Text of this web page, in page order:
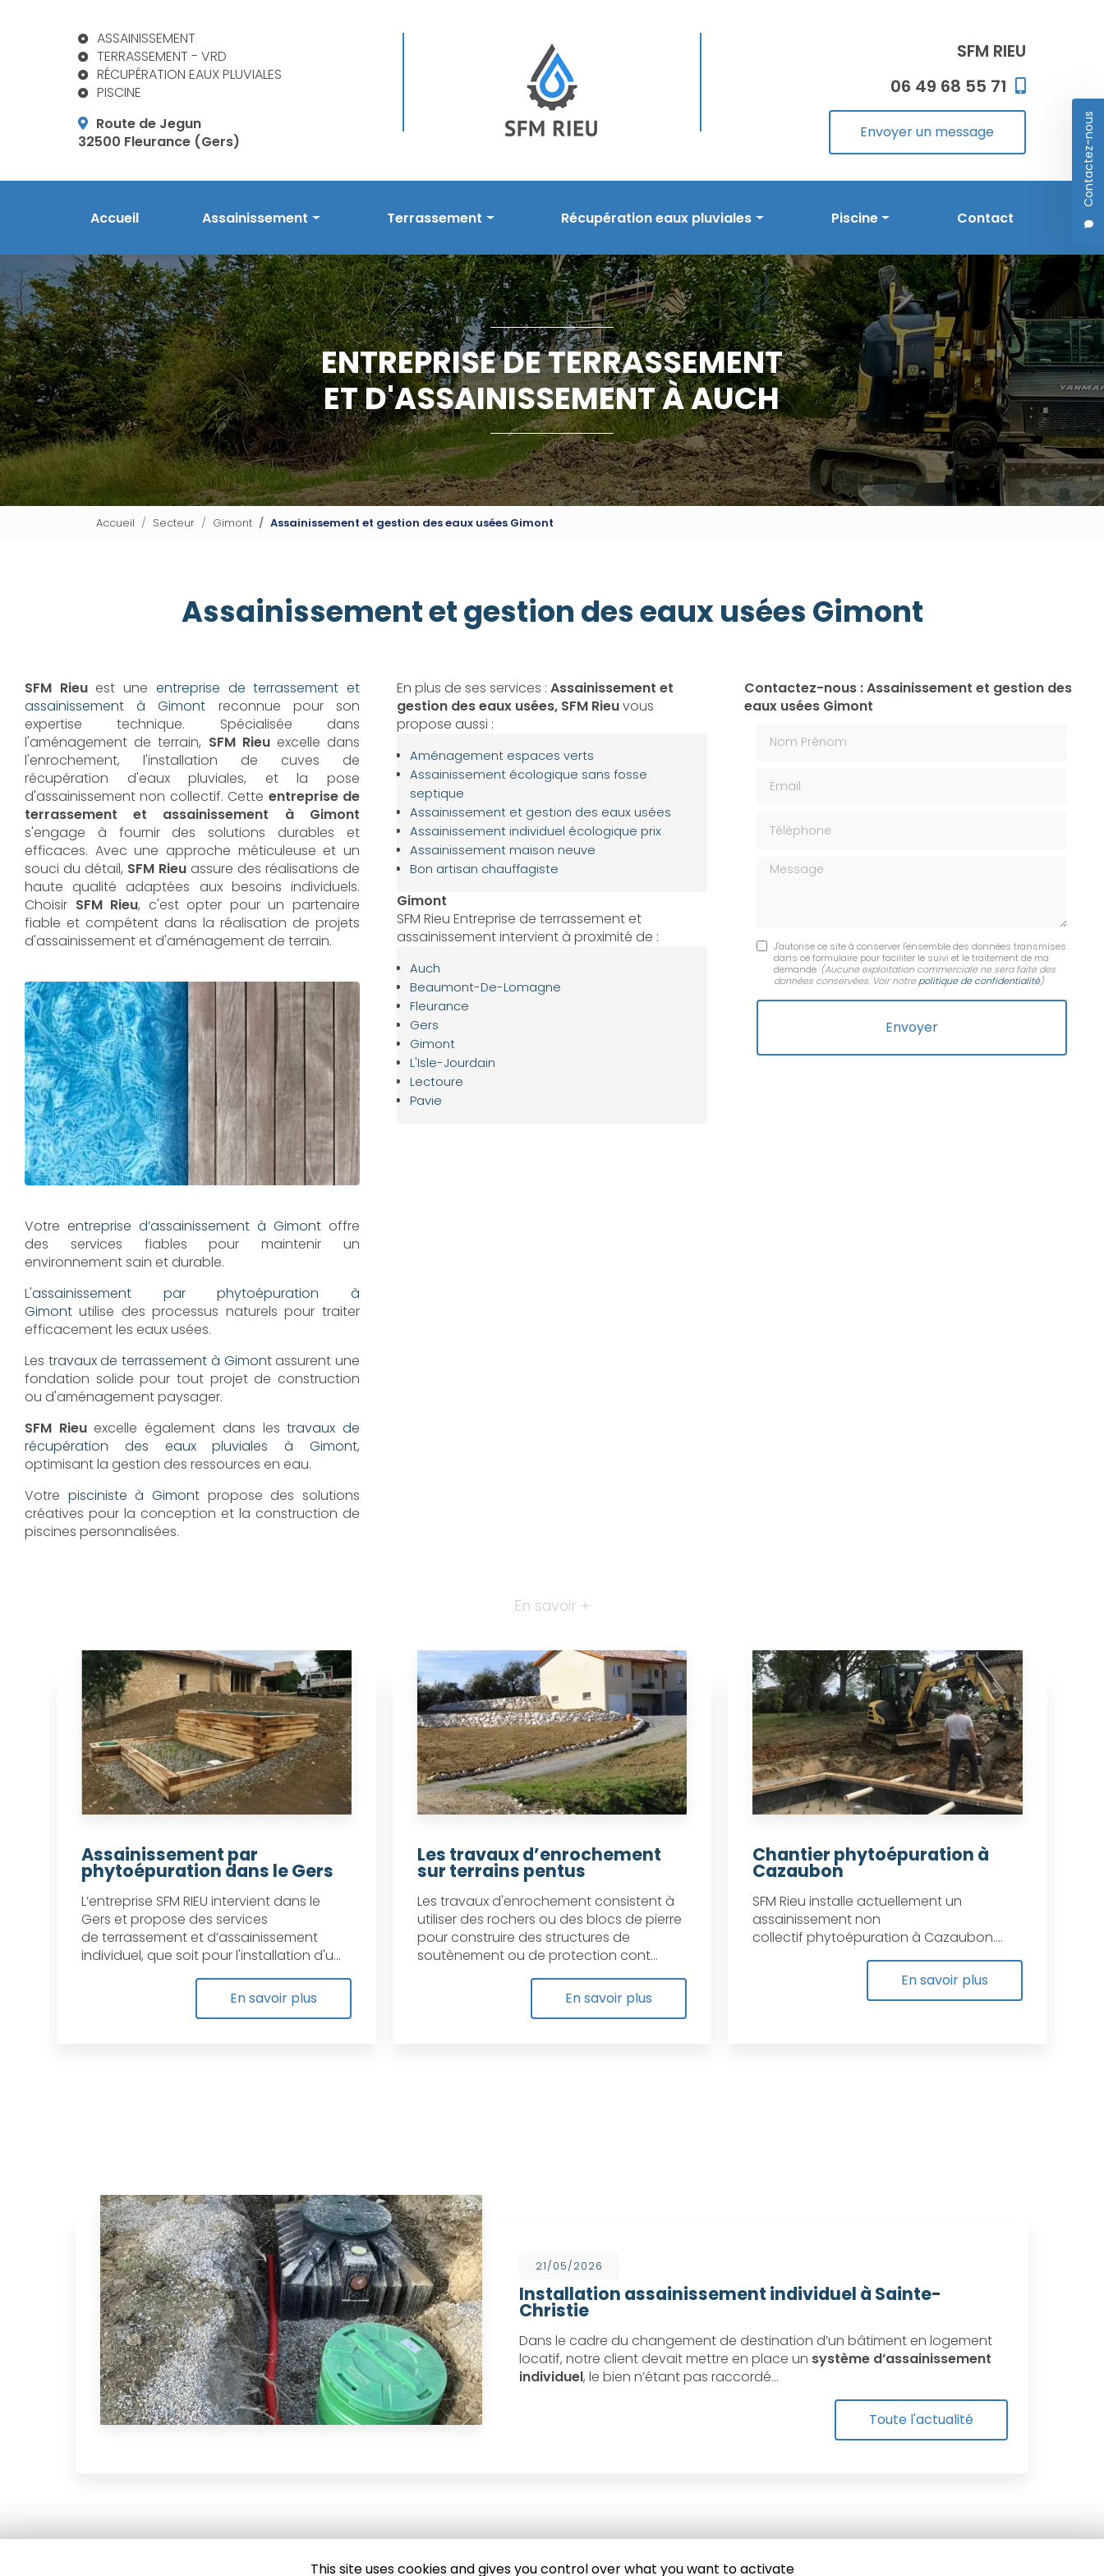
ASSAINISSEMENT
TERRASSEMENT - VRD
RÉCUPÉRATION EAUX PLUVIALES
PISCINE
Route de Jegun
32500 Fleurance (Gers)
SFM RIEU
06 49 68 55 71
Envoyer un message Contactez-nous
Accueil
Assainissement
Prestations en assainissement
Phytoépuration Aquatiris
Réalisations
Terrassement
Prestations en terrassement
Réalisations
Récupération eaux pluviales
Nos prestations
Réalisations
Piscine
Prestations en piscine
Réalisations
Contact
ENTREPRISE DE TERRASSEMENT
ET D'ASSAINISSEMENT À AUCH
Accueil Secteur Gimont Assainissement et gestion des eaux usées Gimont
Assainissement et gestion des eaux usées Gimont
SFM Rieuest une entreprise de terrassement et
assainissement à Gimont reconnue pour son
expertise technique. Spécialisée dans
l'aménagement de terrain, SFM Rieuexcelle dans
l'enrochement, l'installation de cuves de
récupération d'eaux pluviales, et la pose
d'assainissement non collectif. Cette entreprise de
terrassement et assainissement à Gimont
s'engage à fournir des solutions durables et
efficaces. Avec une approche méticuleuse et un
souci du détail, SFM Rieu assure des réalisations de
haute qualité adaptées aux besoins individuels.
Choisir SFM Rieu, c'est opter pour un partenaire
fiable et compétent dans la réalisation de projets
d'assainissement et d'aménagement de terrain.
Votre entreprise d’assainissement à Gimont offre
des services fiables pour maintenir un
environnement sain et durable.
L'assainissement par phytoépuration à
Gimont utilise des processus naturels pour traiter
efficacement les eaux usées.
Les travaux de terrassement à Gimontassurent une
fondation solide pour tout projet de construction
ou d'aménagement paysager.
SFM Rieuexcelle également dans lestravaux de
récupération des eaux pluviales à Gimont,
optimisant la gestion des ressources en eau.
Votre pisciniste à Gimont propose des solutions
créatives pour la conception et la construction de
piscines personnalisées.
En plus de ses services : Assainissement et
gestion des eaux usées, SFM Rieuvous
propose aussi :
Aménagement espaces verts
Assainissement écologique sans fosse
septique
Assainissement et gestion des eaux usées
Assainissement individuel écologique prix
Assainissement maison neuve
Bon artisan chauffagiste
Gimont
SFM Rieu Entreprise de terrassement et
assainissement intervient à proximité de :
Auch
Beaumont-De-Lomagne
Fleurance
Gers
Gimont
L'Isle-Jourdain
Lectoure
Pavie
Contactez-nous : Assainissement et gestion des
eaux usées Gimont
Message
J'autorise ce site à conserver l'ensemble des données transmises
dans ce formulaire pour faciliter le suivi et le traitement de ma
demande. (Aucune exploitation commerciale ne sera faite des
données conservées. Voir notre politique de confidentialité)
En savoir +
Assainissement par
phytoépuration dans le Gers
L’entreprise SFM RIEU intervient dans le
Gers et propose des services
de terrassement et d’assainissement
individuel, que soit pour l'installation d'u...
En savoir plus
Les travaux d’enrochement
sur terrains pentus
Les travaux d'enrochement consistent à
utiliser des rochers ou des blocs de pierre
pour construire des structures de
soutènement ou de protection cont...
En savoir plus
Chantier phytoépuration à
Cazaubon
SFM Rieu installe actuellement un
assainissement non
collectif phytoépuration à Cazaubon....
En savoir plus
21/05/2026
Installation assainissement individuel à Sainte-
Christie
Dans le cadre du changement de destination d’un bâtiment en logement
locatif, notre client devait mettre en place un système d’assainissement
individuel, le bien n’étant pas raccordé…
Toute l'actualité
This site uses cookies and gives you control over what you want to activate